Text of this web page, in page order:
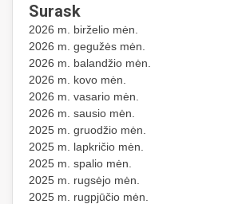
Surask
2026 m. birželio mėn.
2026 m. gegužės mėn.
2026 m. balandžio mėn.
2026 m. kovo mėn.
2026 m. vasario mėn.
2026 m. sausio mėn.
2025 m. gruodžio mėn.
2025 m. lapkričio mėn.
2025 m. spalio mėn.
2025 m. rugsėjo mėn.
2025 m. rugpjūčio mėn.